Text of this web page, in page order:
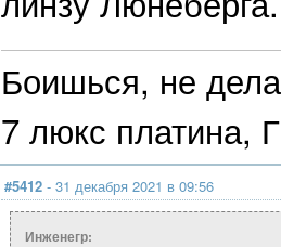
Боишься, не
7 люкс платина,
#5412 - 31 декабря 2021 в 09:56
Инженегр: